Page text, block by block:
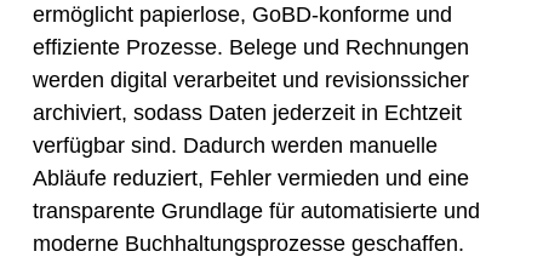
ermöglicht papierlose, GoBD-konforme und
effiziente Prozesse. Belege und Rechnungen
werden digital verarbeitet und revisionssicher
archiviert, sodass Daten jederzeit in Echtzeit
verfügbar sind. Dadurch werden manuelle
Abläufe reduziert, Fehler vermieden und eine
transparente Grundlage für automatisierte und
moderne Buchhaltungsprozesse geschaffen.